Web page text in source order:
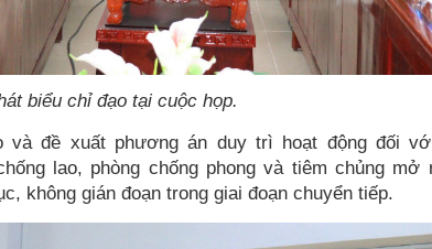
biểu chỉ đạo tại cuộc họp.
đề xuất phương án duy trì hoạt động đối
lao, phòng chống phong và tiêm chủng mở
không gián đoạn trong giai đoạn chuyển tiếp.